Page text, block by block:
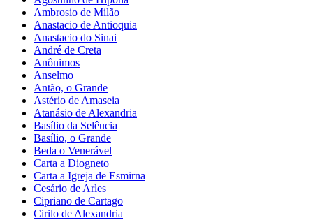
Ambrosio de Milão
Anastacio de Antioquia
Anastacio do Sinai
André de Creta
Anônimos
Anselmo
Antão, o Grande
Astério de Amaseia
Atanásio de Alexandria
Basílio da Selêucia
Basílio, o Grande
Beda o Venerável
Carta a Diogneto
Carta a Igreja de Esmirna
Cesário de Arles
Cipriano de Cartago
Cirilo de Alexandria